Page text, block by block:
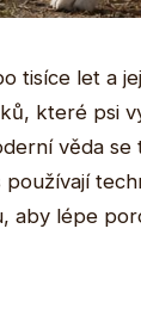
tisíce let a
které psi
věda
lépe